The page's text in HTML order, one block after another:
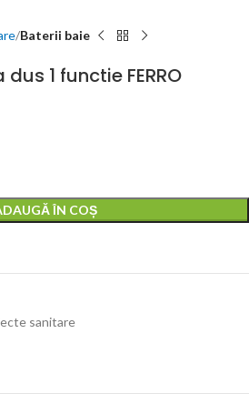
Baterii baie
1 functie FERRO
ÎN COȘ
sanitare